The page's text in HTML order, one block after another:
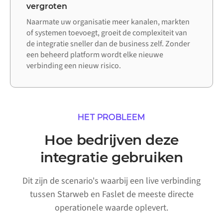
vergroten
Naarmate uw organisatie meer kanalen, markten
of systemen toevoegt, groeit de complexiteit van
de integratie sneller dan de business zelf. Zonder
een beheerd platform wordt elke nieuwe
verbinding een nieuw risico.
HET PROBLEEM
Hoe bedrijven deze
integratie gebruiken
Dit zijn de scenario's waarbij een live verbinding
tussen Starweb en Faslet de meeste directe
operationele waarde oplevert.